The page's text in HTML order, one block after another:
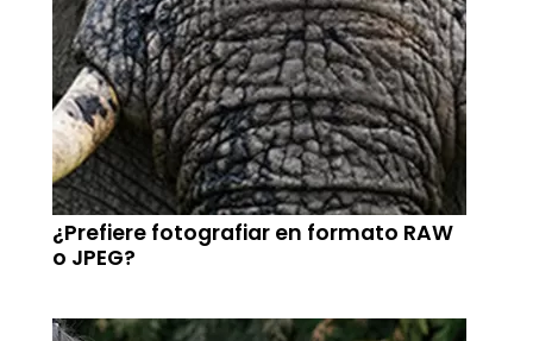
¿Prefiere fotografiar en formato RAW
o JPEG?